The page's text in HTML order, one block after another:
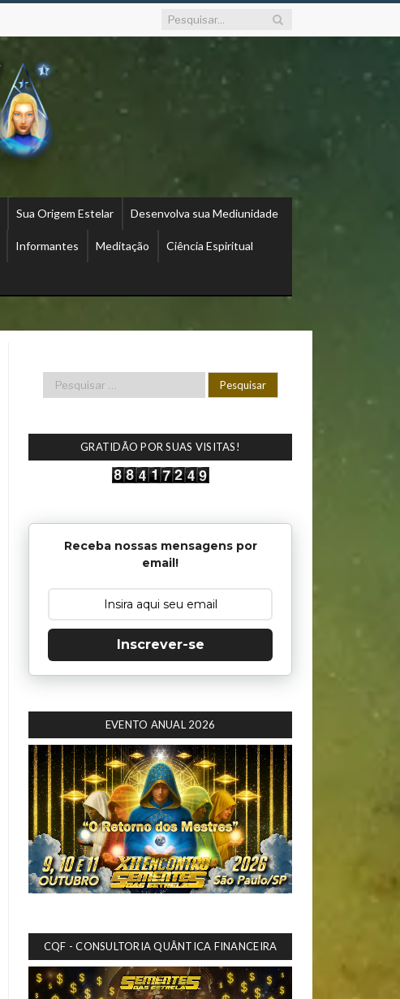
Sua Origem Estelar Desenvolva sua Mediunidade
Informantes Meditação Ciência Espiritual
GRATIDÃO POR SUAS VISITAS!
Receba nossas mensagens por
email!
Inscrever-se
EVENTO ANUAL 2026
CQF - CONSULTORIA QUÂNTICA FINANCEIRA